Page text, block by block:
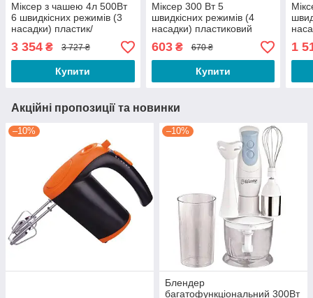
Міксер з чашею 4л 500Вт
6 швидкісних режимів (3
насадки) пластик/
нержавіюча сталь Maestro
3 354 ₴ 3 727 ₴
Купити
Міксер 300 Вт 5
швидкісних режимів (4
насадки) пластиковий
біло-синій Maestro
603₴ 670 ₴
Купити
1
Акційні пропозиції та новинки
–10% –10%
Блендер
багатофункціональний 300Вт